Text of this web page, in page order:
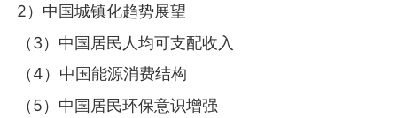
2）中国城镇化趋势展望
（3）中国居民人均可支配收入
（4）中国能源消费结构
（5）中国居民环保意识增强